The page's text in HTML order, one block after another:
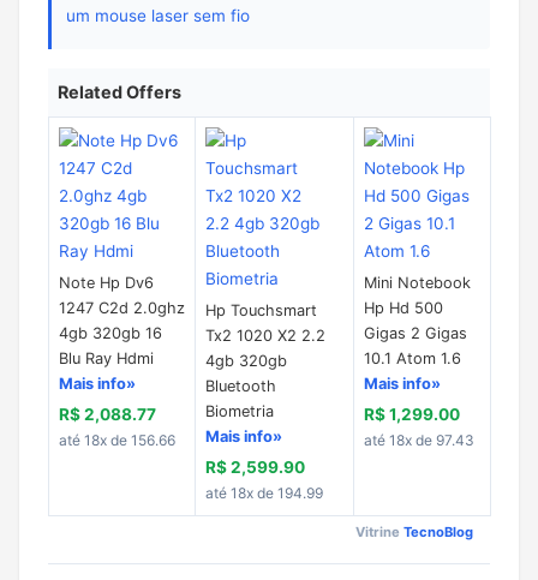
um mouse laser sem fio
Related Offers
Note Hp Dv6
1247 C2d 2.0ghz
4gb 320gb 16
Blu Ray Hdmi
Mais info»
R$ 2,088.77
até 18x de 156.66
Hp Touchsmart
Tx2 1020 X2 2.2
4gb 320gb
Bluetooth
Biometria
Mais info»
R$ 2,599.90
até 18x de 194.99
Mini Notebook
Hp Hd 500
Gigas 2 Gigas
10.1 Atom 1.6
Mais info»
R$ 1,299.00
até 18x de 97.43
Vitrine TecnoBlog